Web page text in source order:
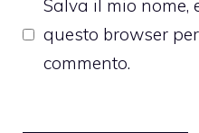
Salva il mio nome,
questo browser
commento.